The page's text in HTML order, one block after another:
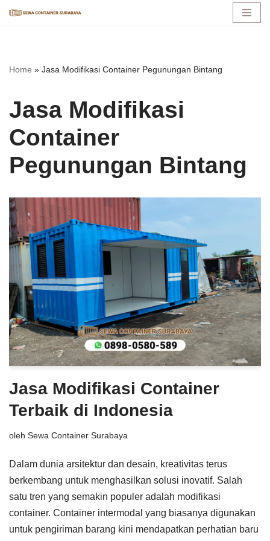
konten
Home » Jasa Modifikasi Container Pegunungan Bintang
Jasa Modifikasi
Container
Pegunungan Bintang
Jasa Modifikasi Container
Terbaik di Indonesia
oleh Sewa Container Surabaya
Dalam dunia arsitektur dan desain, kreativitas terus
berkembang untuk menghasilkan solusi inovatif. Salah
satu tren yang semakin populer adalah modifikasi
container. Container intermodal yang biasanya digunakan
untuk pengiriman barang kini mendapatkan perhatian baru